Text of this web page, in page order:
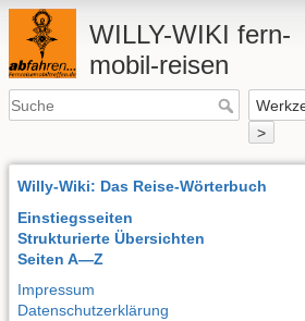
WILLY-WIKI fern-
mobil-reisen
>
Willy-Wiki: Das Reise-Wörterbuch
Einstiegsseiten
Strukturierte Übersichten
Seiten A—Z
Impressum
Datenschutzerklärung